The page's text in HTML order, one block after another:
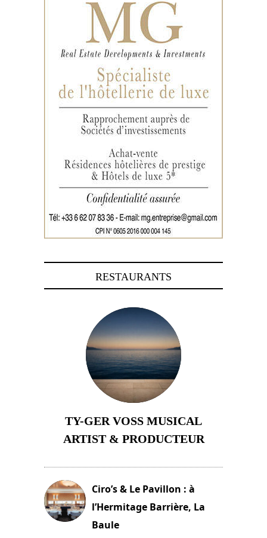
RESTAURANTS
TY-GER VOSS MUSICAL
ARTIST & PRODUCTEUR
Ciro’s & Le Pavillon : à
l’Hermitage Barrière, La
Baule